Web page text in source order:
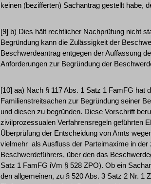
keinen (bezifferten) Sachantrag gestellt habe,
[9] b) Dies hält rechtlicher Nachprüfung nicht
Begründung kann die Zulässigkeit der
Beschwerdeantrag entgegen der Auffassung
Anforderungen zur Begründung der
[10] aa) Nach § 117 Abs. 1 Satz 1 FamFG hat
Familienstreitsachen zur Begründung seiner
und diesen zu begründen. Diese Vorschrift
zivilprozessualen Verfahrensregeln geführten
Überprüfung der Entscheidung von Amts
vielmehr ­ als Ausfluss der Parteimaxime in
Beschwerdeführers, über den das
Satz 1 FamFG iVm § 528 ZPO). Ob ein
den allgemeinen, zu § 520 Abs. 3 Satz 2 Nr. 1